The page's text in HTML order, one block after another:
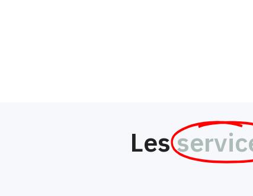
Les